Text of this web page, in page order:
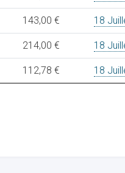
143,00 € 18
214,00 € 18
112,78 € 18